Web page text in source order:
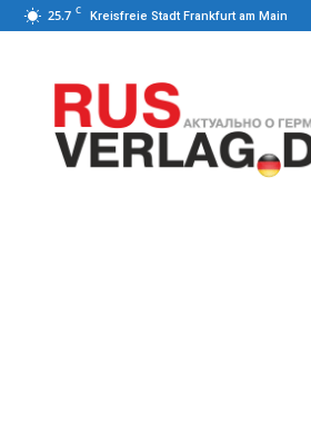
25.7 C Kreisfreie Stadt Frankfurt am Main